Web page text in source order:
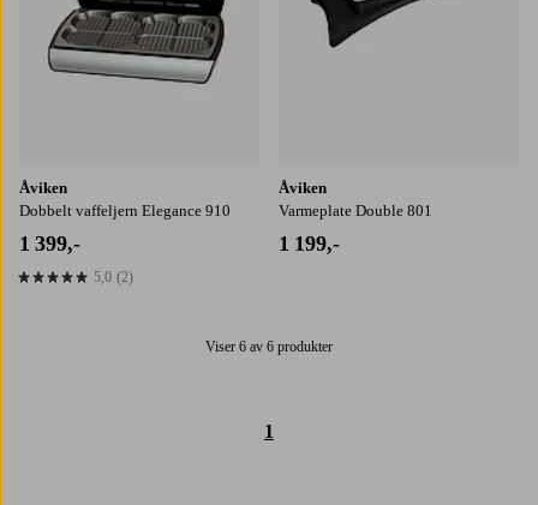
Åviken
Dobbelt vaffeljern Elegance 910
1 399,-
5,0 basert på 2 karaktergivninger
5,0 (2)
Åviken
Varmeplate Double 801
1 199,-
Viser 6 av 6 produkter
1